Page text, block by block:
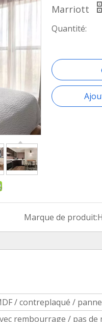
Marriott
Quantité:
Marque de produit:
/ contreplaqué /
rembourrage / pas